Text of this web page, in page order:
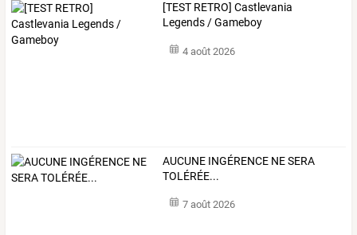
[TEST RETRO] Castlevania
Legends / Gameboy
4 août 2026
AUCUNE INGÉRENCE NE SERA
TOLÉRÉE...
7 août 2026